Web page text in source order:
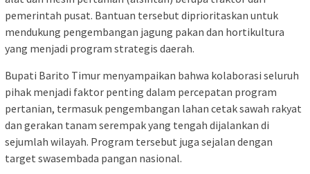
pemerintah pusat. Bantuan tersebut diprioritaskan untuk
mendukung pengembangan jagung pakan dan hortikultura
yang menjadi program strategis daerah.
Bupati Barito Timur menyampaikan bahwa kolaborasi seluruh
pihak menjadi faktor penting dalam percepatan program
pertanian, termasuk pengembangan lahan cetak sawah rakyat
dan gerakan tanam serempak yang tengah dijalankan di
sejumlah wilayah. Program tersebut juga sejalan dengan
target swasembada pangan nasional.